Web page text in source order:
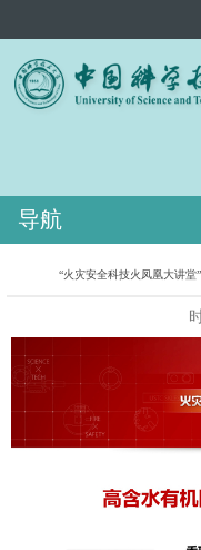
导航
“火灾安全科技火凤凰大讲